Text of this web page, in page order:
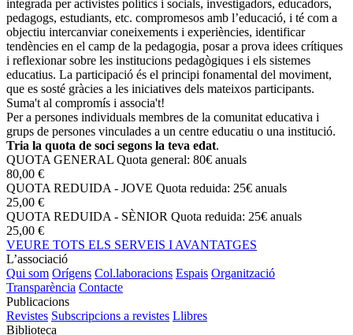
integrada per activistes polítics i socials, investigadors, educadors,
pedagogs, estudiants, etc. compromesos amb l’educació, i té com a
objectiu intercanviar coneixements i experiències, identificar
tendències en el camp de la pedagogia, posar a prova idees crítiques
i reflexionar sobre les institucions pedagògiques i els sistemes
educatius. La participació és el principi fonamental del moviment,
que es sosté gràcies a les iniciatives dels mateixos participants.
Suma't al compromís i associa't!
Per a persones individuals membres de la comunitat educativa i
grups de persones vinculades a un centre educatiu o una institució.
Tria la quota de soci segons la teva edat.
QUOTA GENERAL Quota general: 80€ anuals
80,00 €
QUOTA REDUIDA - JOVE Quota reduida: 25€ anuals
25,00 €
QUOTA REDUIDA - SÈNIOR Quota reduida: 25€ anuals
25,00 €
VEURE TOTS ELS SERVEIS I AVANTATGES
L’associació
Qui som Orígens Col.laboracions Espais Organització
Transparència Contacte
Publicacions
Revistes Subscripcions a revistes Llibres
Biblioteca